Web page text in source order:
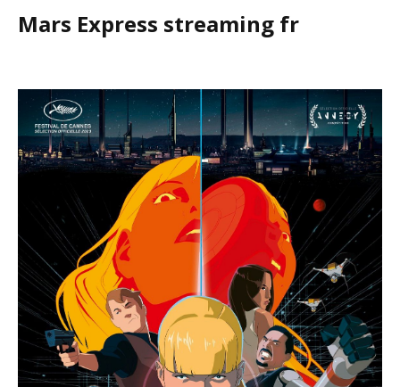
Mars Express streaming fr